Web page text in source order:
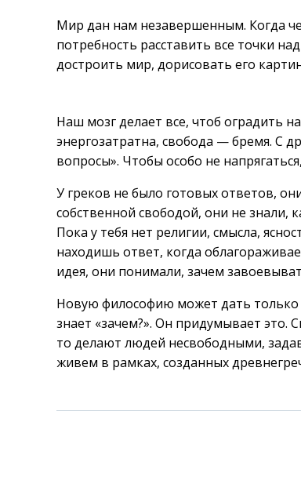
Мир дан нам незавершенным. Когда
потребность расставить все точки
достроить мир, дорисовать его
Наш мозг делает все, чтоб оградить
энергозатратна, свобода — бремя. С
вопросы». Чтобы особо не
У греков не было готовых ответов,
собственной свободой, они не знали,
Пока у тебя нет религии, смысла,
находишь ответ, когда
идея, они понимали, зачем
Новую философию может дать только
знает «зачем?». Он придумывает это.
то делают людей несвободными,
живем в рамках, созданных